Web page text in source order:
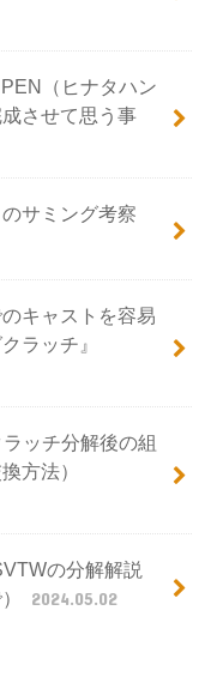
（ヒナタハン
させて思う事
サミング考察
キャストを容易
ラッチ』
ッチ分解後の組
方法）
の分解解説
2024.05.02